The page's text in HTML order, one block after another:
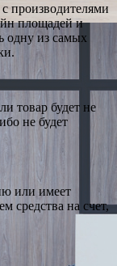
производителями
площадей и
одну из самых
товар будет не
не будет
или имеет
средства на счет,